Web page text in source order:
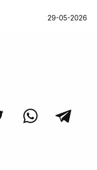
29-05-2026